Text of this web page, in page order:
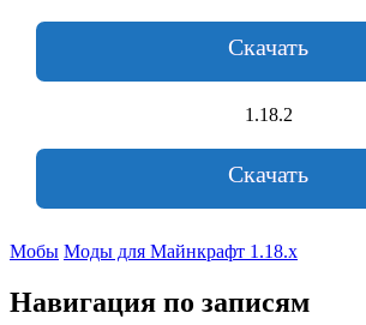
Скачать
1.18.2
Скачать
Мобы Моды для Майнкрафт 1.18.x
Навигация по записям